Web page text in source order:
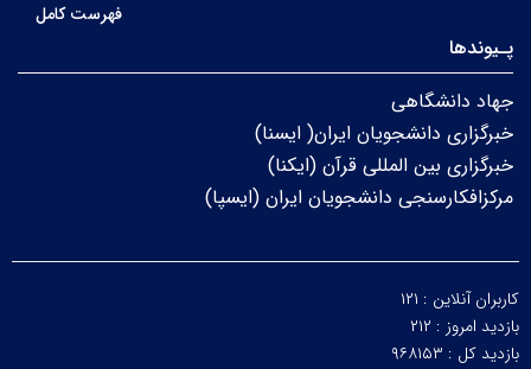
فهرست کامل
پـیوندها
جهاد دانشگاهی
خبرگزاری دانشجویان ایران( ایسنا)
خبرگزاری بین المللی قرآن (ایکنا)
مرکزافکارسنجی دانشجویان ایران (ایسپا)
کاربران آنلاین : ۱۲۱
بازدید امروز : ۲۱۲
بازدید کل : ۹۶۸۱۵۳